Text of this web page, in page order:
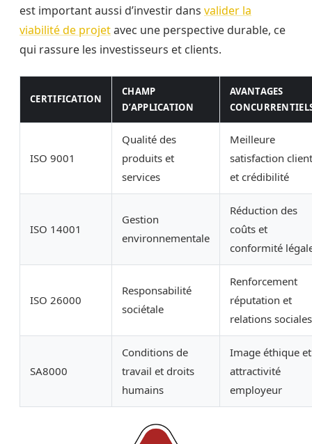
est important aussi d’investir dans valider la
viabilité de projetavec une perspective durable, ce
qui rassure les investisseurs et clients.
CERTIFICATION
CHAMP
D’APPLICATION
AVANTAGES
ISO 9001
Qualité des
produits et
services
Meilleure
satisfaction client
et crédibilité
ISO 14001
Gestion
environnementale
Réduction des
coûts et
conformité
ISO 26000
Responsabilité
sociétale
Renforcement
réputation et
relations sociales
SA8000
Conditions de
travail et droits
humains
Image éthique et
attractivité
employeur